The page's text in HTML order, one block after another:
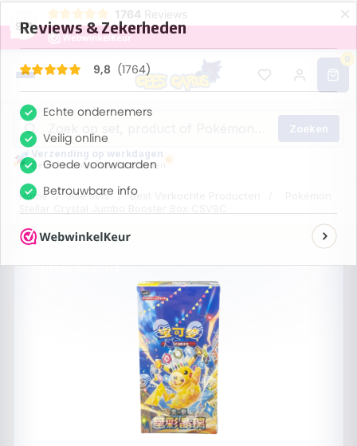
9,8
1764 Reviews ×
Zoeken
Verzending op werkdagen
Bestel nu, maandag verzonden
Home / Alle sets / Best Verkochte Producten
UITVERKOCHT